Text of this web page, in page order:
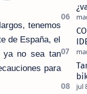
tenemos
de España, el
ya no sea tan
para